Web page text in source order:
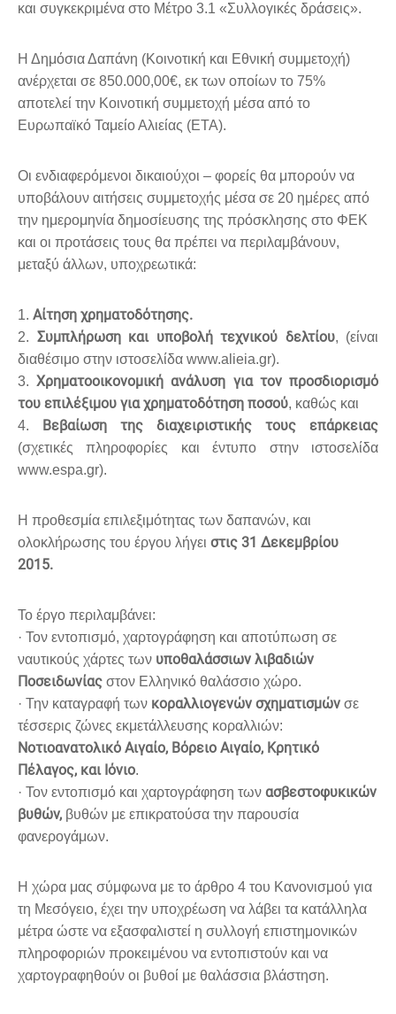
και συγκεκριμένα στο Μέτρο 3.1 «Συλλογικές δράσεις».
Η Δημόσια Δαπάνη (Κοινοτική και Εθνική συμμετοχή)
ανέρχεται σε 850.000,00€, εκ των οποίων το 75%
αποτελεί την Κοινοτική συμμετοχή μέσα από το
Ευρωπαϊκό Ταμείο Αλιείας (ΕΤΑ).
Οι ενδιαφερόμενοι δικαιούχοι – φορείς θα μπορούν να
υποβάλουν αιτήσεις συμμετοχής μέσα σε 20 ημέρες από
την ημερομηνία δημοσίευσης της πρόσκλησης στο ΦΕΚ
και οι προτάσεις τους θα πρέπει να περιλαμβάνουν,
μεταξύ άλλων, υποχρεωτικά:
1. Αίτηση χρηματοδότησης.
2. Συμπλήρωση και υποβολή τεχνικού δελτίου, (είναι
διαθέσιμο στην ιστοσελίδα www.alieia.gr).
3.Χρηματοοικονομική ανάλυση για τον προσδιορισμό
του επιλέξιμου για χρηματοδότηση ποσού, καθώς και
4.
Βεβαίωση της διαχειριστικής τους επάρκειας
(σχετικές πληροφορίες και έντυπο στην ιστοσελίδα
www.espa.gr).
Η προθεσμία επιλεξιμότητας των δαπανών, και
ολοκλήρωσης του έργου λήγει στις 31 Δεκεμβρίου
2015.
Το έργο περιλαμβάνει:
· Τον εντοπισμό, χαρτογράφηση και αποτύπωση σε
ναυτικούς χάρτες των υποθαλάσσιων λιβαδιών
Ποσειδωνίας στον Ελληνικό θαλάσσιο χώρο.
· Την καταγραφή των κοραλλιογενών σχηματισμών σε
τέσσερις ζώνες εκμετάλλευσης κοραλλιών:
Νοτιοανατολικό Αιγαίο, Βόρειο Αιγαίο, Κρητικό
Πέλαγος, και Ιόνιο.
· Τον εντοπισμό και χαρτογράφηση των ασβεστοφυκικών
βυθών, βυθών με επικρατούσα την παρουσία
φανερογάμων.
Η χώρα μας σύμφωνα με το άρθρο 4 του Κανονισμού για
τη Μεσόγειο, έχει την υποχρέωση να λάβει τα κατάλληλα
μέτρα ώστε να εξασφαλιστεί η συλλογή επιστημονικών
πληροφοριών προκειμένου να εντοπιστούν και να
χαρτογραφηθούν οι βυθοί με θαλάσσια βλάστηση.